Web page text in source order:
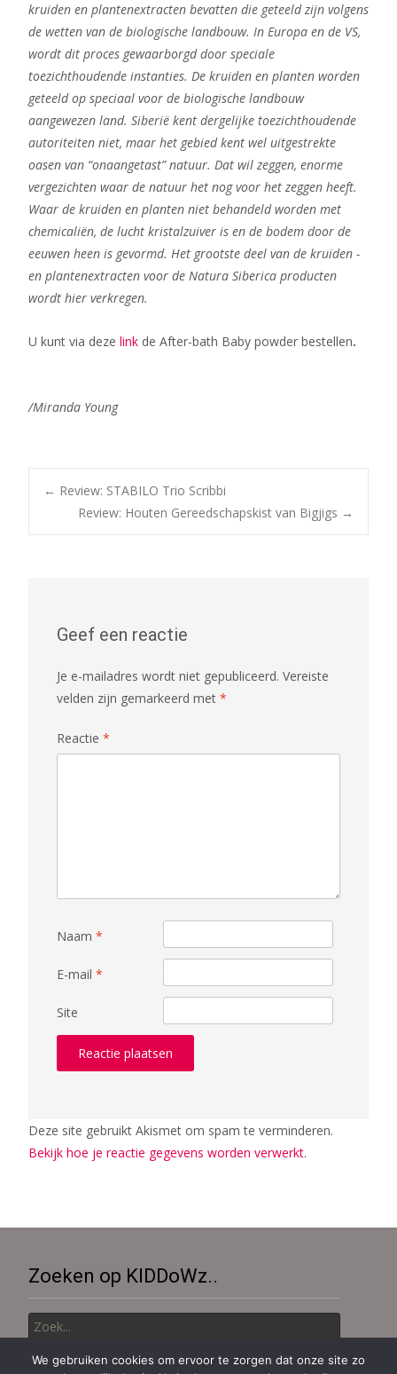
kruiden en plantenextracten bevatten die geteeld zijn volgens
de wetten van de biologische landbouw. In Europa en de VS,
wordt dit proces gewaarborgd door speciale
toezichthoudende instanties. De kruiden en planten worden
geteeld op speciaal voor de biologische landbouw
aangewezen land. Siberië kent dergelijke toezichthoudende
autoriteiten niet, maar het gebied kent wel uitgestrekte
oasen van “onaangetast” natuur. Dat wil zeggen, enorme
vergezichten waar de natuur het nog voor het zeggen heeft.
Waar de kruiden en planten niet behandeld worden met
chemicaliën, de lucht kristalzuiver is en de bodem door de
eeuwen heen is gevormd. Het grootste deel van de kruiden -
en plantenextracten voor de Natura Siberica producten
wordt hier verkregen.
U kunt via deze link de After-bath Baby powder bestellen.
/Miranda Young
Bericht
← Review: STABILO Trio Scribbi
Review: Houten Gereedschapskist van Bigjigs →
Geef een reactie
Je e-mailadres wordt niet gepubliceerd. Vereiste
velden zijn gemarkeerd met *
Reactie *
Naam *
E-mail *
Site
Deze site gebruikt Akismet om spam te verminderen.
Bekijk hoe je reactie gegevens worden verwerkt.
Zoeken op KIDDoWz..
Zoek
naar:
We gebruiken cookies om ervoor te zorgen dat onze site zo